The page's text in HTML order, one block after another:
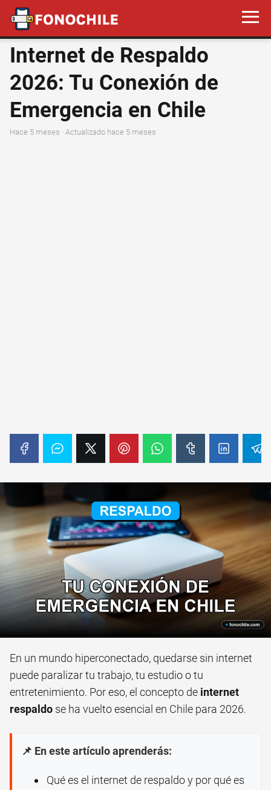
Internet de Respaldo
2026: Tu Conexión de
Emergencia en Chile
hace 5 meses · Actualizado hace 5 meses
En un mundo hiperconectado, quedarse sin internet
puede paralizar tu trabajo, tu estudio o tu
entretenimiento. Por eso, el concepto de internet
respaldo se ha vuelto esencial en Chile para 2026.
📌 En este artículo aprenderás:
Qué es el internet de respaldo y por qué es